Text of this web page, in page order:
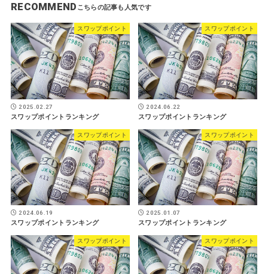
RECOMMEND
スワップポイント
2025.02.27
スワップポイントランキング
スワップポイント
2024.06.22
スワップポイントランキング
スワップポイント
2024.06.19
スワップポイントランキング
スワップポイント
2025.01.07
スワップポイントランキング
スワップポイント スワップポイント